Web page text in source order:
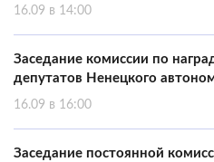
16.09 в 14:00
Заседание комиссии по
депутатов Ненецкого
16.09 в 16:00
Заседание постоянной